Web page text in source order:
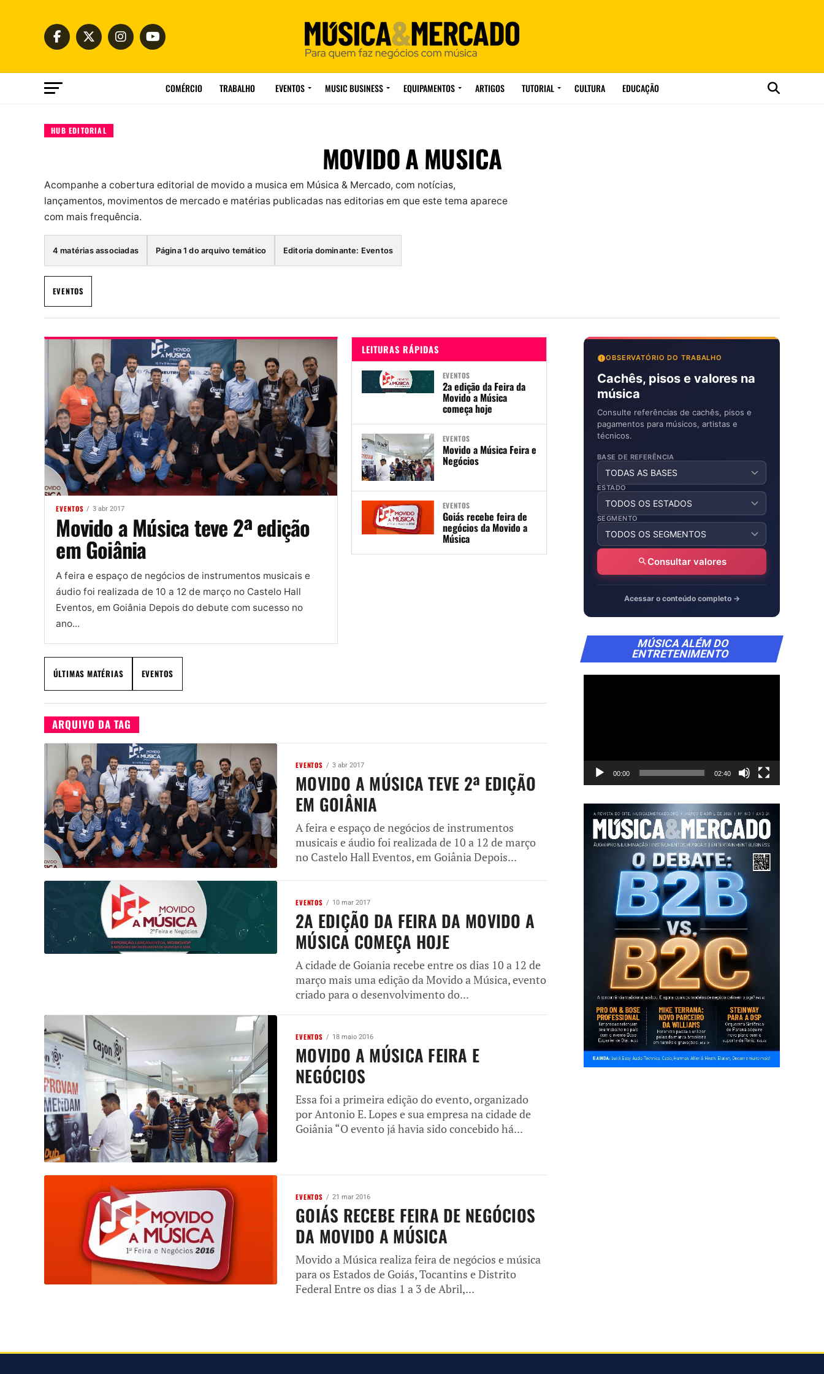
COMÉRCIO TRABALHO EVENTOS MUSIC BUSINESS EQUIPAMENTOS ARTIGOS TUTORIAL CULTURA EDUCAÇÃO
HUB EDITORIAL
MOVIDO A MUSICA
Acompanhe a cobertura editorial de movido a musica em Música & Mercado, com notícias,
lançamentos, movimentos de mercado e matérias publicadas nas editorias em que este tema aparece
com mais frequência.
4 matérias associadas Página 1 do arquivo temático Editoria dominante: Eventos
EVENTOS
EVENTOS 3 abr 2017
Movido a Música teve 2ª edição
em Goiânia
A feira e espaço de negócios de instrumentos musicais e
áudio foi realizada de 10 a 12 de março no Castelo Hall
Eventos, em Goiânia Depois do debute com sucesso no
ano...
LEITURAS RÁPIDAS
EVENTOS
2a edição da Feira da
Movido a Música
começa hoje
EVENTOS
Movido a Música Feira e
Negócios
EVENTOS
Goiás recebe feira de
negócios da Movido a
Música
ÚLTIMAS MATÉRIAS EVENTOS
ARQUIVO DA TAG
EVENTOS 3 abr 2017
MOVIDO A MÚSICA TEVE 2ª EDIÇÃO
EM GOIÂNIA
A feira e espaço de negócios de instrumentos
musicais e áudio foi realizada de 10 a 12 de março
no Castelo Hall Eventos, em Goiânia Depois...
EVENTOS 10 mar 2017
2A EDIÇÃO DA FEIRA DA MOVIDO A
MÚSICA COMEÇA HOJE
A cidade de Goiania recebe entre os dias 10 a 12 de
março mais uma edição da Movido a Música, evento
criado para o desenvolvimento do...
EVENTOS 18 maio 2016
MOVIDO A MÚSICA FEIRA E
NEGÓCIOS
Essa foi a primeira edição do evento, organizado
por Antonio E. Lopes e sua empresa na cidade de
Goiânia “O evento já havia sido concebido há...
EVENTOS 21 mar 2016
GOIÁS RECEBE FEIRA DE NEGÓCIOS
DA MOVIDO A MÚSICA
Movido a Música realiza feira de negócios e música
para os Estados de Goiás, Tocantins e Distrito
Federal Entre os dias 1 a 3 de Abril,...
OBSERVATÓRIO DO TRABALHO
Cachês, pisos e valores na
música
Consulte referências de cachês, pisos e
pagamentos para músicos, artistas e
técnicos.
BASE DE REFERÊNCIA
ESTADO
SEGMENTO
Consultar valores
Acessar o conteúdo completo →
MÚSICA ALÉM DO
ENTRETENIMENTO
Tocador
de
00:00 02:40